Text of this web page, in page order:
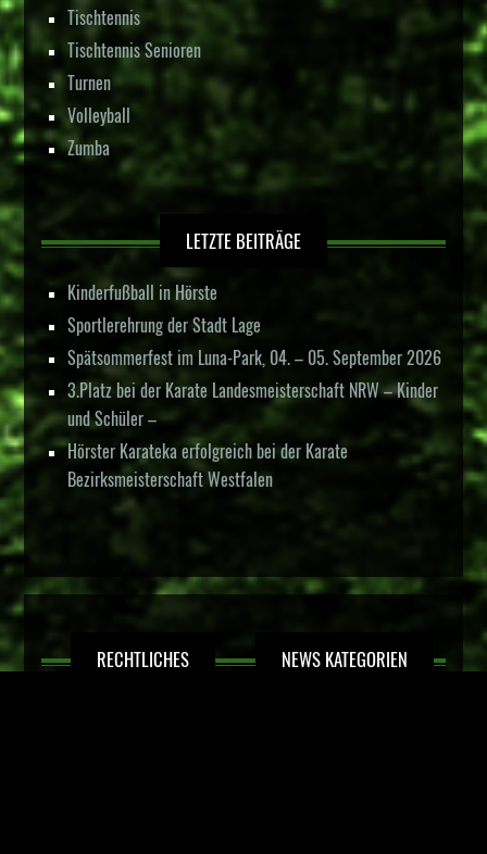
Tischtennis
Tischtennis Senioren
Turnen
Volleyball
Zumba
LETZTE BEITRÄGE
Kinderfußball in Hörste
Sportlerehrung der Stadt Lage
Spätsommerfest im Luna-Park, 04. – 05. September 2026
3.Platz bei der Karate Landesmeisterschaft NRW – Kinder
und Schüler –
Hörster Karateka erfolgreich bei der Karate
Bezirksmeisterschaft Westfalen
RECHTLICHES NEWS KATEGORIEN